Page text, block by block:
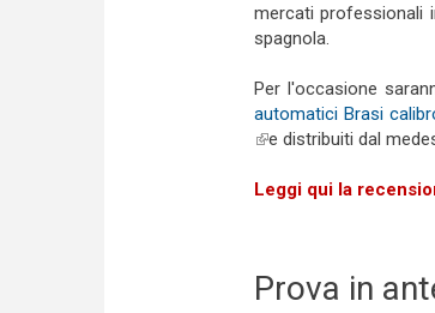
mercati professionali
spagnola.
Per l'occasione
automatici Brasi
(link is external)
e distribuiti dal
Leggi qui la
Prova in